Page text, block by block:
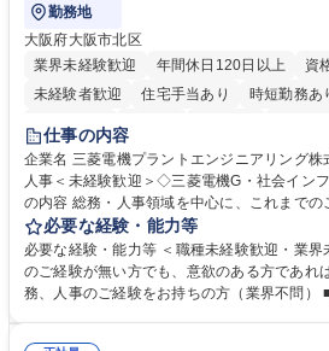
勤務地
大阪府大阪市北区
業界未経験歓迎
年間休日120日以上
資
未経験者歓迎
住宅手当あり 時短勤務あ
退職金あり
駅近5分以内
土日祝休み 服装自由 寮
仕事の内容
企業名 三菱電機プラントエンジニアリング株式会社 求人名 【大
人事＜未経験歓迎＞◇三菱電機G・社会インフ
の内容 総務・人事領域を中心に、これまで
します。 ＜具体的には＞ ・総務/人事労務（給与・社保・勤怠管理など）
・採用・教育研修 ・福利厚生運用 など ※基
採用や教育等の業務内容により、関西圏以外
出張もございます。 ※担当業務を持ちつつ、
必要な経験・能力等
必要な経験・能力等 ＜職種未経験歓迎・業
のご経験が無い方でも、意欲のある方であれ
務、人事のご経験をお持ちの方（業界不問） ■求める人物像：・社内外の